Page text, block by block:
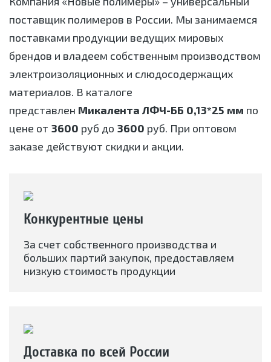
поставщик полимеров в России. Мы занимаемся
поставками продукции ведущих мировых
брендов и владеем собственным производством
электроизоляционных и слюдосодержащих
материалов. В каталоге
представлен Микалента ЛФЧ-ББ 0,13*25 мм по
цене от 3600 руб до 3600 руб. При оптовом
заказе действуют скидки и акции.
Конкурентные цены
За счет собственного производства и
больших партий закупок, предоставляем
низкую стоимость продукции
Доставка по всей России